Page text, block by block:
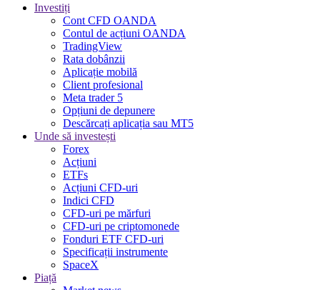
Investiți
Cont CFD OANDA
Contul de acțiuni OANDA
TradingView
Rata dobânzii
Aplicație mobilă
Client profesional
Meta trader 5
Opțiuni de depunere
Descărcați aplicația sau MT5
Unde să investești
Forex
Acțiuni
ETFs
Acțiuni CFD-uri
Indici CFD
CFD-uri pe mărfuri
CFD-uri pe criptomonede
Fonduri ETF CFD-uri
Specificații instrumente
SpaceX
Piață